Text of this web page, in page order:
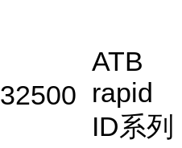
32500
ATB
rapid
ID系列